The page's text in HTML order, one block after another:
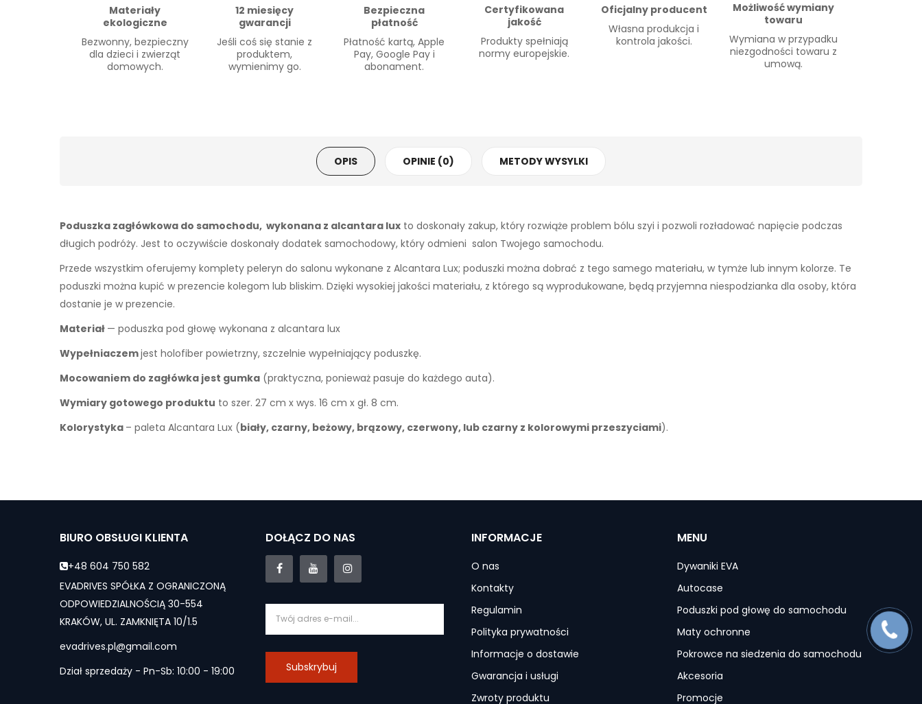
Materiały
ekologiczne
Bezwonny, bezpieczny
dla dzieci i zwierząt
domowych.
12 miesięcy
gwarancji
Jeśli coś się stanie z
produktem,
wymienimy go.
Bezpieczna
płatność
Płatność kartą, Apple
Pay, Google Pay i
abonament.
Certyfikowana
jakość
Produkty spełniają
normy europejskie.
Oficjalny producent
Własna produkcja i
kontrola jakości.
Możliwość wymiany
towaru
Wymiana w przypadku
niezgodności towaru z
umową.
OPIS OPINIE (0) METODY WYSYLKI
Poduszka zagłówkowa do samochodu, wykonana z alcantara lux to doskonały zakup, który rozwiąże problem bólu szyi i pozwoli rozładować napięcie podczas
długich podróży. Jest to oczywiście doskonały dodatek samochodowy, który odmieni salon Twojego samochodu.
Przede wszystkim oferujemy komplety peleryn do salonu wykonane z Alcantara Lux; poduszki można dobrać z tego samego materiału, w tymże lub innym kolorze. Te
poduszki można kupić w prezencie kolegom lub bliskim. Dzięki wysokiej jakości materiału, z którego są wyprodukowane, będą przyjemna niespodzianka dla osoby, która
dostanie je w prezencie.
Materiał — poduszka pod głowę wykonana z alcantara lux
Wypełniaczemjest holofiber powietrzny, szczelnie wypełniający poduszkę.
Mocowaniem do zagłówka jest gumka (praktyczna, ponieważ pasuje do każdego auta).
Wymiary gotowego produktu to szer. 27 cm x wys. 16 cm x gł. 8 cm.
Kolorystyka – paleta Alcantara Lux (biały, czarny, beżowy, brązowy, czerwony, lub czarny z kolorowymi przeszyciami).
BIURO OBSŁUGI KLIENTA
+48 604 750 582
EVADRIVES SPÓŁKA Z OGRANICZONĄ
ODPOWIEDZIALNOŚCIĄ 30-554
KRAKÓW, UL. ZAMKNIĘTA 10/1.5
evadrives.pl@gmail.com
Dział sprzedaży - Pn-Sb: 10:00 - 19:00
DOŁĄCZ DO NAS
Subskrybuj
INFORMACJE
O nas
Kontakty
Regulamin
Polityka prywatności
Informacje o dostawie
Gwarancja i usługi
Zwroty produktu
MENU
Dywaniki EVA
Autocase
Poduszki pod głowę do samochodu
Maty ochronne
Pokrowce na siedzenia do samochodu
Akcesoria
Promocje